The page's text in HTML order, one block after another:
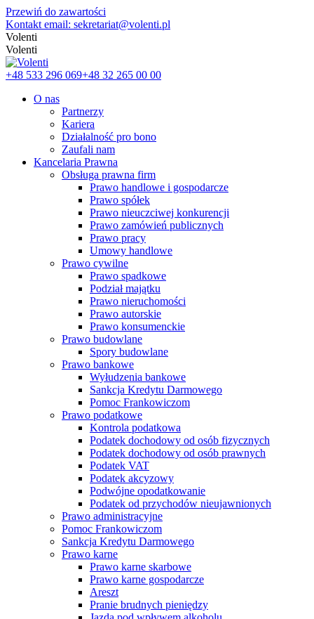
Przewiń do zawartości
Kontakt email: sekretariat@volenti.pl
Volenti
Volenti
+48 533 296 069+48 32 265 00 00
O nas
Partnerzy
Kariera
Działalność pro bono
Zaufali nam
Kancelaria Prawna
Obsługa prawna firm
Prawo handlowe i gospodarcze
Prawo spółek
Prawo nieuczciwej konkurencji
Prawo zamówień publicznych
Prawo pracy
Umowy handlowe
Prawo cywilne
Prawo spadkowe
Podział majątku
Prawo nieruchomości
Prawo autorskie
Prawo konsumenckie
Prawo budowlane
Spory budowlane
Prawo bankowe
Wyłudzenia bankowe
Sankcja Kredytu Darmowego
Pomoc Frankowiczom
Prawo podatkowe
Kontrola podatkowa
Podatek dochodowy od osób fizycznych
Podatek dochodowy od osób prawnych
Podatek VAT
Podatek akcyzowy
Podwójne opodatkowanie
Podatek od przychodów nieujawnionych
Prawo administracyjne
Pomoc Frankowiczom
Sankcja Kredytu Darmowego
Prawo karne
Prawo karne skarbowe
Prawo karne gospodarcze
Areszt
Pranie brudnych pieniędzy